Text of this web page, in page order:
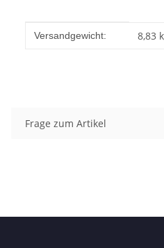
Produkteigenschaft
Wert
Versandgewicht: 8,83
Frage zum Artikel